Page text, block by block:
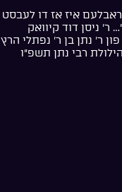
איז אז דו לעבסט
ר’ ניסן דוד קיוואק
ר’ נתן בן ר’ נפתלי הרץ
רבי נתן תשפ”ו